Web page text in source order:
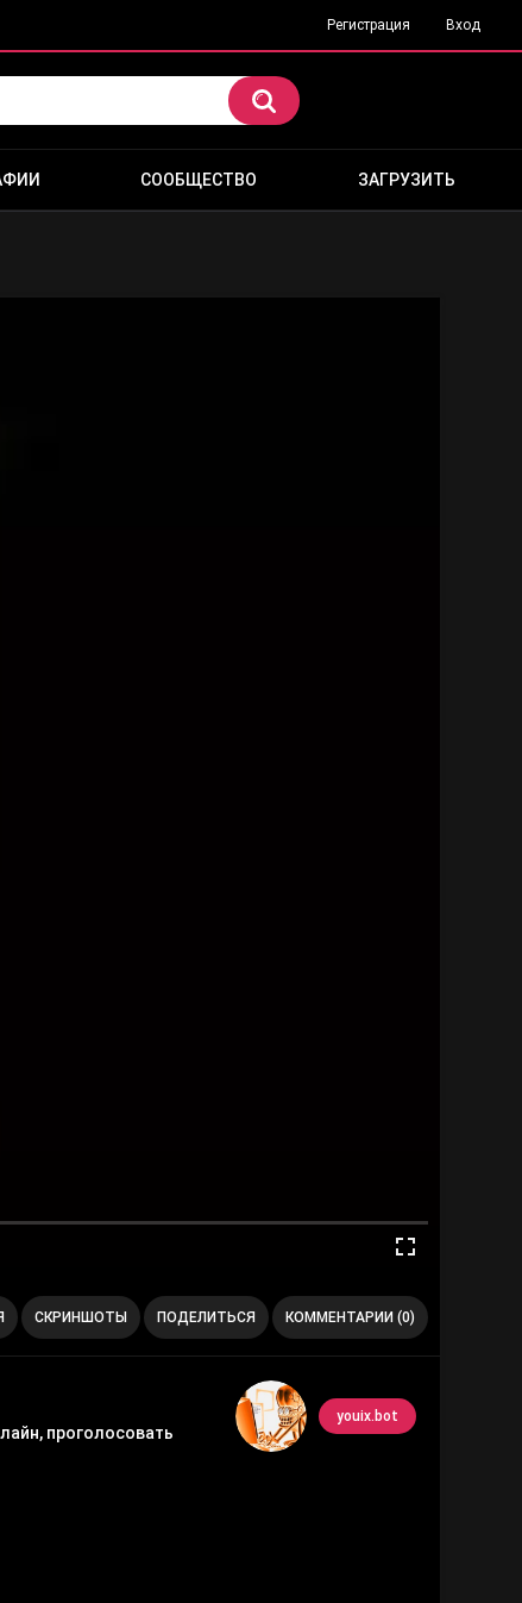
Регистрация Вход
СООБЩЕСТВО ЗАГРУЗИТЬ
СКРИНШОТЫ ПОДЕЛИТЬСЯ КОММЕНТАРИИ (0)
youix.bot
проголосовать